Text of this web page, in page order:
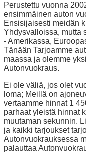
Perustettu vuonna
ensimmäinen auton
Ensisijaisesti meidän
Yhdysvalloissa, mutta
- Amerikassa,
Tänään Tarjoamme
maassa ja olemme
Autonvuokraus.
Ei ole väliä, jos olet
loma; Meillä on
vertaamme hinnat 1
parhaat yleistä hinnat
muutaman sekunnin.
ja kaikki tarjoukset
Autonvuokrauksessa
palauttaa